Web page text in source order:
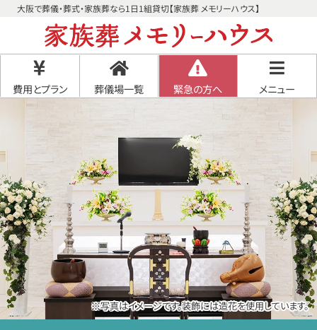
大阪で葬儀・葬式・家族葬なら1日1組貸切【家族葬 メモリーハウス】
費用とプラン 葬儀場一覧 緊急の方へ メニュー
※写真はイメージです。装飾には造花を使用しています。